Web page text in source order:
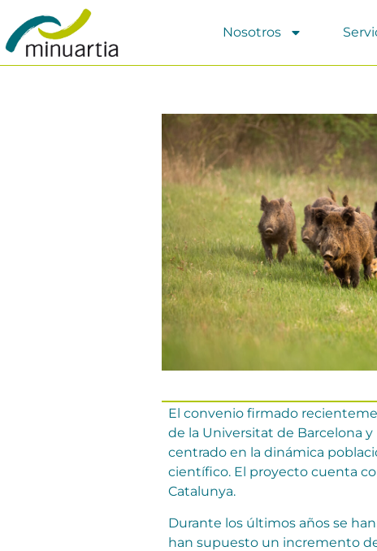
Nosotros
El convenio firmado
de la Universitat de Barcelona
centrado en la dinámica
científico. El proyecto cuenta
Catalunya.
Durante los últimos años se
han supuesto un incremento